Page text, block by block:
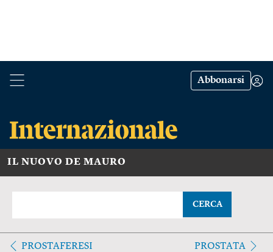
Abbonarsi
IL NUOVO DE MAURO
CERCA
PROSTAFERESI PROSTATA